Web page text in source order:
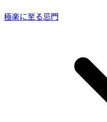
極楽に至る忌門